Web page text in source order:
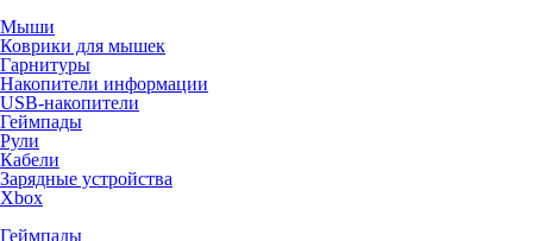
Мыши
Коврики для мышек
Гарнитуры
Накопители информации
USB-накопители
Геймпады
Рули
Кабели
Зарядные устройства
Xbox
Геймпады